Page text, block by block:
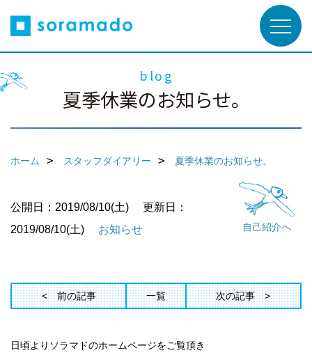
blog
夏季休業のお知らせ。
ホーム スタッフダイアリー 夏季休業のお知らせ。
自己紹介へ
公開日：2019/08/10(土)
更新日：
2019/08/10(土)
お知らせ
前の記事 一覧 次の記事
日頃よりソラマドのホームページをご覧頂き